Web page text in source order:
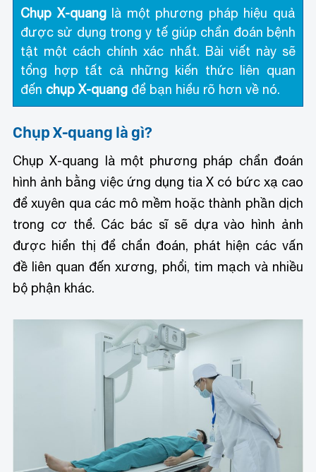
Chụp X-quanglà một phương pháp hiệu quả
được sử dụng trong y tế giúp chẩn đoán bệnh
tật một cách chính xác nhất. Bài viết này sẽ
tổng hợp tất cả những kiến thức liên quan
đến chụp X-quang để bạn hiểu rõ hơn về nó.
Chụp X-quang là gì?
Chụp X-quang là một phương pháp chẩn đoán
hình ảnh bằng việc ứng dụng tia X có bức xạ cao
để xuyên qua các mô mềm hoặc thành phần dịch
trong cơ thể. Các bác sĩ sẽ dựa vào hình ảnh
được hiển thị để chẩn đoán, phát hiện các vấn
đề liên quan đến xương, phổi, tim mạch và nhiều
bộ phận khác.